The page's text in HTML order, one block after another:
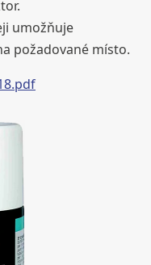
umožňuje
požadované místo.